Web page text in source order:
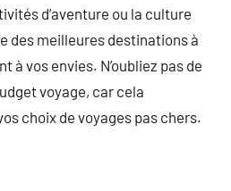
d’aventure ou la culture
des meilleures destinations à
à vos envies. N’oubliez pas de
voyage, car cela
choix de voyages pas chers.